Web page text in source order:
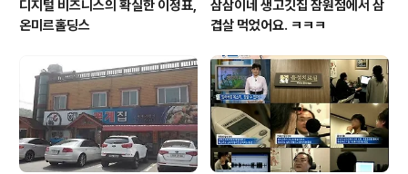
디지털 비즈니스의 확실한 이정표,
온미르홀딩스
삼삼이네 생고깃집 잠원점에서 삼
겹살 먹었어요. ㅋㅋㅋ